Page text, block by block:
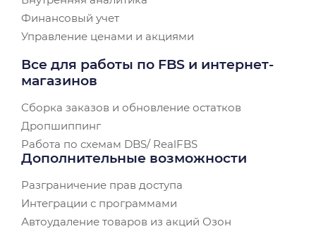
Финансовый учет
Управление ценами и акциями
Все для работы по FBS и интернет-
магазинов
Сборка заказов и обновление остатков
Дропшиппинг
Работа по схемам DBS/ RealFBS
Дополнительные возможности
Разграничение прав доступа
Интеграции с программами
Автоудаление товаров из акций Озон